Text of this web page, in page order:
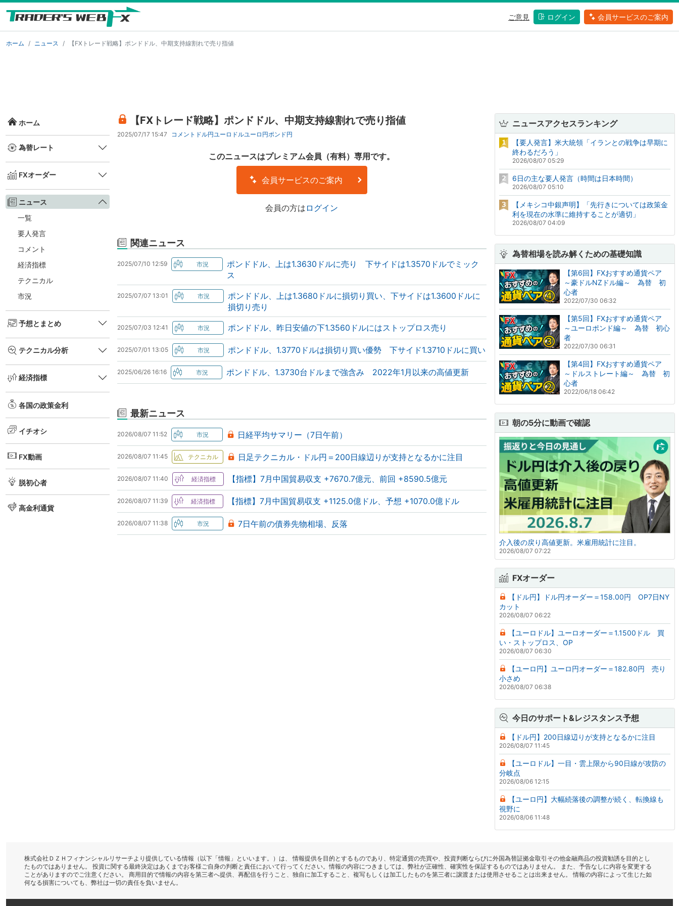
ご意見 ログイン 会員サービスのご案内
ホーム ニュース 【FXトレード戦略】ポンドドル、中期支持線割れで売り指値
ホーム
為替レート
FXオーダー
ニュース
一覧
要人発言
コメント
経済指標
テクニカル
市況
予想とまとめ
テクニカル分析
経済指標
各国の政策金利
イチオシ
FX動画
脱初心者
高金利通貨
【FXトレード戦略】ポンドドル、中期支持線割れで売り指値
2025/07/17 15:47 コメント ドル円ユーロドルユーロ円ポンド円
このニュースはプレミアム会員（有料）専用です。
会員サービスのご案内
会員の方は ログイン
関連ニュース
2025/07/10 12:59
ポンドドル、上は1.3630ドルに売り 下サイドは1.3570ドルでミック
ス
2025/07/07 13:01
ポンドドル、上は1.3680ドルに損切り買い、下サイドは1.3600ドルに
損切り売り
2025/07/03 12:41 ポンドドル、昨日安値の下1.3560ドルにはストップロス売り
2025/07/01 13:05 ポンドドル、1.3770ドルは損切り買い優勢 下サイド1.3710ドルに買い
2025/06/26 16:16 ポンドドル、1.3730台ドルまで強含み 2022年1月以来の高値更新
最新ニュース
2026/08/07 11:52 日経平均サマリー（7日午前）
2026/08/07 11:45 日足テクニカル・ドル円＝200日線辺りが支持となるかに注目
2026/08/07 11:40 【指標】7月中国貿易収支 +7670.7億元、前回 +8590.5億元
2026/08/07 11:39 【指標】7月中国貿易収支 +1125.0億ドル、予想 +1070.0億ドル
2026/08/07 11:38 7日午前の債券先物相場、反落
ニュースアクセスランキング
【要人発言】米大統領「イランとの戦争は早期に
終わるだろう」
2026/08/07 05:29
6日の主な要人発言（時間は日本時間）
2026/08/07 05:10
【メキシコ中銀声明】「先行きについては政策金
利を現在の水準に維持することが適切」
2026/08/07 04:09
為替相場を読み解くための基礎知識
【第6回】FXおすすめ通貨ペア
～豪ドルNZドル編～ 為替 初
心者
2022/07/30 06:32
【第5回】FXおすすめ通貨ペア
～ユーロポンド編～ 為替 初心
者
2022/07/30 06:31
【第4回】FXおすすめ通貨ペア
～ドルストレート編～ 為替 初
心者
2022/06/18 06:42
朝の5分に動画で確認
介入後の戻り高値更新。米雇用統計に注目。
2026/08/07 07:22
FXオーダー
【ドル円】ドル円オーダー＝158.00円 OP7日NY
カット
2026/08/07 06:22
【ユーロドル】ユーロオーダー＝1.1500ドル 買
い・ストップロス、OP
2026/08/07 06:30
【ユーロ円】ユーロ円オーダー＝182.80円 売り
小さめ
2026/08/07 06:38
今日のサポート&レジスタンス予想
【ドル円】200日線辺りが支持となるかに注目
2026/08/07 11:45
【ユーロドル】一目・雲上限から90日線が攻防の
分岐点
2026/08/06 12:15
【ユーロ円】大幅続落後の調整が続く、転換線も
視野に
2026/08/06 11:48
株式会社ＤＺＨフィナンシャルリサーチより提供している情報（以下「情報」といいます。）は、 情報提供を目的とするものであり、特定通貨の売買や、投資判断ならびに外国為替証拠金取引その他金融商品の投資勧誘を目的とし
たものではありません。 投資に関する最終決定はあくまでお客様ご自身の判断と責任において行ってください。情報の内容につきましては、弊社が正確性、確実性を保証するものではありません。 また、予告なしに内容を変更する
ことがありますのでご注意ください。 商用目的で情報の内容を第三者へ提供、再配信を行うこと、独自に加工すること、複写もしくは加工したものを第三者に譲渡または使用させることは出来ません。 情報の内容によって生じた如
何なる損害についても、弊社は一切の責任を負いません。